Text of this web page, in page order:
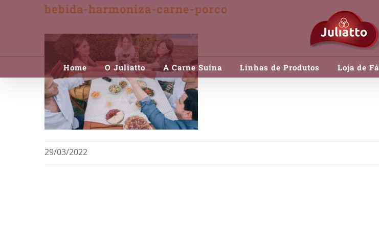
Home O Juliatto A Carne Suína Linhas de Produtos Loja de
bebida-harmoniza-carne-porco
29/03/2022